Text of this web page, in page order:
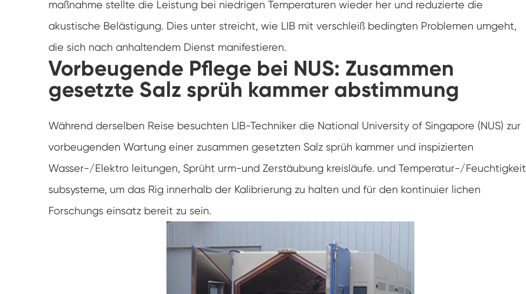
Klimaanlagen kammer mit negativer
Temperatur Luft feuchtigkeit Labor
Feuchte Wärme kammer
Trocken ofen
PV-Panel-Prüfgeräte
Kalte Klima kammer
PV-Degradationstestkammer
maßnahme stellte die Leistung bei niedrigen Temperaturen wieder her und reduzierte die
akustische Belästigung. Dies unter streicht, wie LIB mit verschleiß bedingten Problemen umgeht,
die sich nach anhaltendem Dienst manifestieren.
Vorbeugende Pflege bei NUS: Zusammen
gesetzte Salz sprüh kammer abstimmung
Während derselben Reise besuchten LIB-Techniker die National University of Singapore (NUS) zur
vorbeugenden Wartung einer zusammen gesetzten Salz sprüh kammer und inspizierten
Wasser-/Elektro leitungen, Sprüht urm-und Zerstäubung kreisläufe. und Temperatur-/Feuchtigkeit
subsysteme, um das Rig innerhalb der Kalibrierung zu halten und für den kontinuier lichen
Forschungs einsatz bereit zu sein.